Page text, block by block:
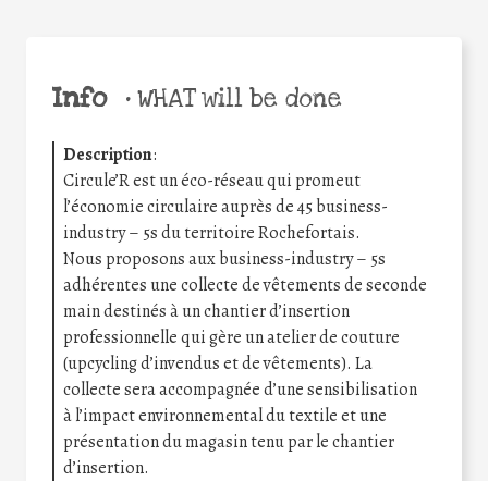
Info •WHAT will be done
Description:
Circule’R est un éco-réseau qui promeut
l’économie circulaire auprès de 45 business-
industry – 5s du territoire Rochefortais.
Nous proposons aux business-industry – 5s
adhérentes une collecte de vêtements de seconde
main destinés à un chantier d’insertion
professionnelle qui gère un atelier de couture
(upcycling d’invendus et de vêtements). La
collecte sera accompagnée d’une sensibilisation
à l’impact environnemental du textile et une
présentation du magasin tenu par le chantier
d’insertion.